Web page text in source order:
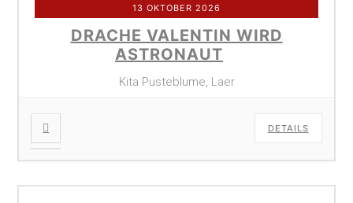
13 OKTOBER 2026
DRACHE VALENTIN WIRD
ASTRONAUT
Kita Pusteblume, Laer
DETAILS